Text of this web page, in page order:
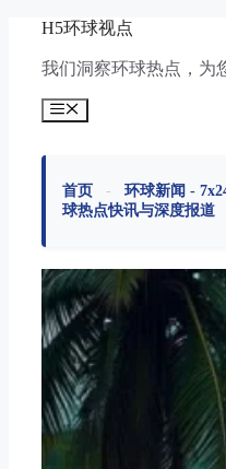
H5环球视点
我们洞察环球热点，为
菜
首页 -
环球新闻 -
球热点快讯与深度报道